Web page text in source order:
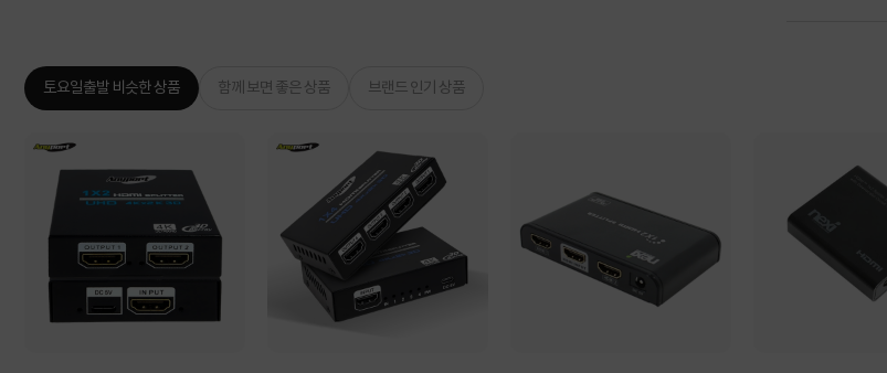
토요일출발 비슷한 상품 함께 보면 좋은 상품 브랜드 인기 상품